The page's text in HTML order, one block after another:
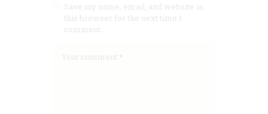
Save my name, email, and website in
this browser for the next time I
comment.